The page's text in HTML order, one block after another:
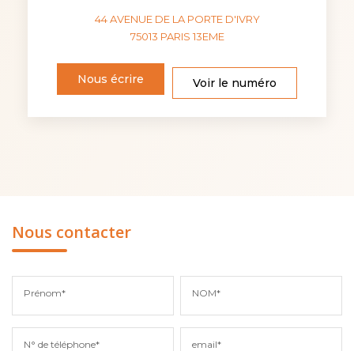
44 AVENUE DE LA PORTE D'IVRY
75013 PARIS 13EME
Nous écrire Voir le numéro
Nous contacter
Prénom* NOM*
N° de téléphone* email*